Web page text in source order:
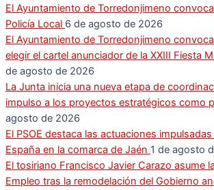
El Ayuntamiento de Torredonjimeno
Policía Local 6 de agosto de 2026
El Ayuntamiento de Torredonjimeno
elegir el cartel anunciador de la XXIII Fiesta
de agosto de 2026
La Junta inicia una nueva etapa de
impulso a los proyectos estratégicos como
agosto de 2026
El PSOE destaca las actuaciones
España en la comarca de Jaén 1 de agosto
El tosiriano Francisco Javier Carazo asume
Empleo tras la remodelación del Gobierno